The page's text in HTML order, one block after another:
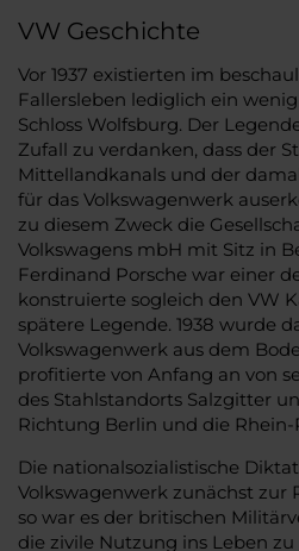
VW Geschichte
Vor 1937 existierten im
Fallersleben lediglich ein
Schloss Wolfsburg. Der
Zufall zu verdanken, dass der
Mittellandkanals und der
für das Volkswagenwerk
zu diesem Zweck die
Volkswagens mbH mit Sitz in
Ferdinand Porsche war einer
konstruierte sogleich den VW
spätere Legende. 1938 wurde
Volkswagenwerk aus dem
profitierte von Anfang an von
des Stahlstandorts Salzgitter
Richtung Berlin und die Rhein-
Die nationalsozialistische
Volkswagenwerk zunächst zur
so war es der britischen
die zivile Nutzung ins Leben